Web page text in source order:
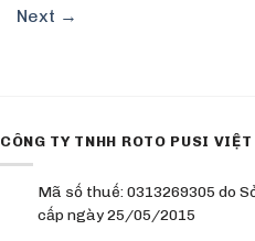
Next →
CÔNG TY TNHH ROTO PUSI
Mã số thuế: 0313269305 do
cấp ngày 25/05/2015